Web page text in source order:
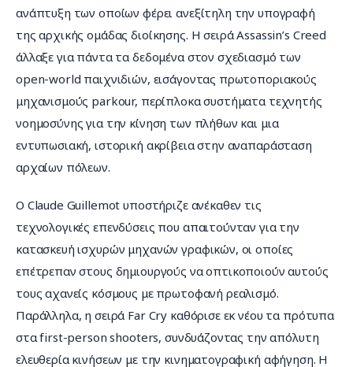
ανάπτυξη των οποίων φέρει ανεξίτηλη την υπογραφή
της αρχικής ομάδας διοίκησης. Η σειρά Assassin’s Creed
άλλαξε για πάντα τα δεδομένα στον σχεδιασμό των
open-world παιχνιδιών, εισάγοντας πρωτοποριακούς
μηχανισμούς parkour, περίπλοκα συστήματα τεχνητής
νοημοσύνης για την κίνηση των πλήθων και μια
εντυπωσιακή, ιστορική ακρίβεια στην αναπαράσταση
αρχαίων πόλεων.
Ο Claude Guillemot υποστήριζε ανέκαθεν τις
τεχνολογικές επενδύσεις που απαιτούνταν για την
κατασκευή ισχυρών μηχανών γραφικών, οι οποίες
επέτρεπαν στους δημιουργούς να οπτικοποιούν αυτούς
τους αχανείς κόσμους με πρωτοφανή ρεαλισμό.
Παράλληλα, η σειρά Far Cry καθόρισε εκ νέου τα πρότυπα
στα first-person shooters, συνδυάζοντας την απόλυτη
ελευθερία κινήσεων με την κινηματογραφική αφήγηση. Η